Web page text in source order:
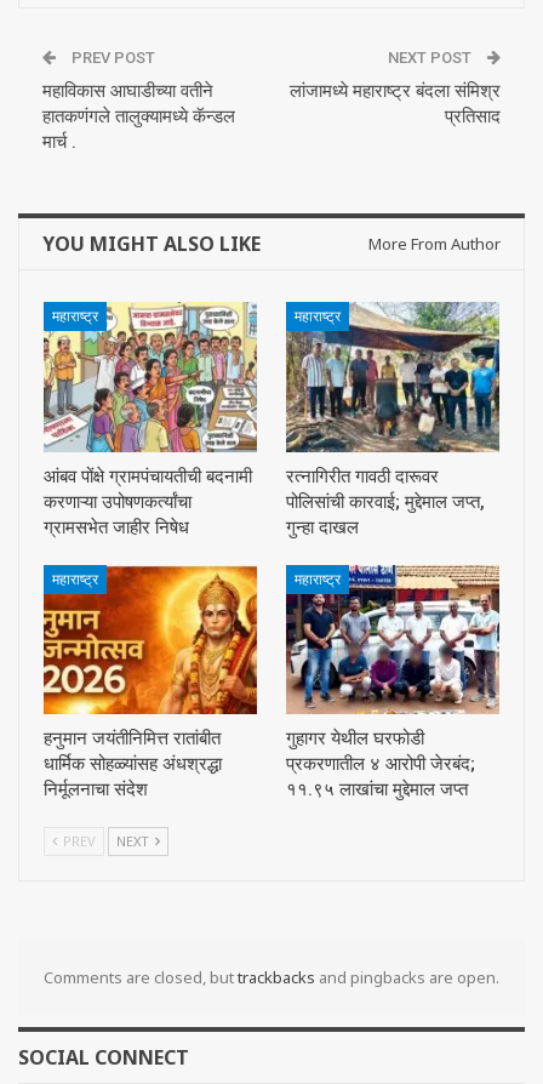
PREV POST
महाविकास आघाडीच्या वतीने
हातकणंगले तालुक्यामध्ये कॅन्डल
मार्च .
NEXT POST
लांजामध्ये महाराष्ट्र बंदला संमिश्र
प्रतिसाद
YOU MIGHT ALSO LIKE More From Author
महाराष्ट्र
आंबव पोंक्षे ग्रामपंचायतीची बदनामी
करणाऱ्या उपोषणकर्त्यांचा
ग्रामसभेत जाहीर निषेध
महाराष्ट्र
रत्नागिरीत गावठी दारूवर
पोलिसांची कारवाई; मुद्देमाल जप्त,
गुन्हा दाखल
महाराष्ट्र
हनुमान जयंतीनिमित्त रातांबीत
धार्मिक सोहळ्यांसह अंधश्रद्धा
निर्मूलनाचा संदेश
महाराष्ट्र
गुहागर येथील घरफोडी
प्रकरणातील ४ आरोपी जेरबंद;
११.९५ लाखांचा मुद्देमाल जप्त
PREV NEXT
Comments are closed, buttrackbacks and pingbacks are open.
SOCIAL CONNECT